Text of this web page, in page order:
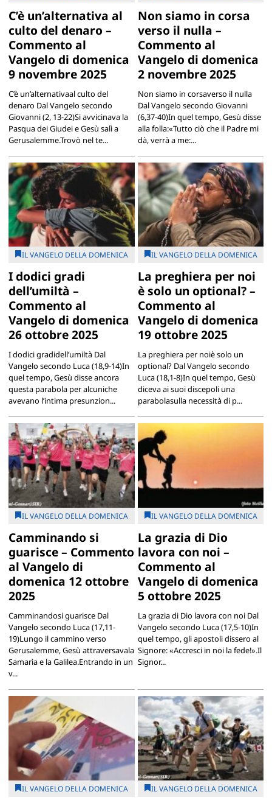
C’è un’alternativa al
culto del denaro –
Commento al
Vangelo di domenica
9 novembre 2025
C’è un’alternativaal culto del
denaro Dal Vangelo secondo
Giovanni (2, 13-22)Si avvicinava la
Pasqua dei Giudei e Gesù salì a
Gerusalemme.Trovò nel te...
Non siamo in corsa
verso il nulla –
Commento al
Vangelo di domenica
2 novembre 2025
Non siamo in corsaverso il nulla
Dal Vangelo secondo Giovanni
(6,37-40)In quel tempo, Gesù disse
alla folla:«Tutto ciò che il Padre mi
dà, verrà a me:...
IL VANGELO DELLA DOMENICA
I dodici gradi
dell’umiltà –
Commento al
Vangelo di domenica
26 ottobre 2025
I dodici gradidell’umiltà Dal
Vangelo secondo Luca (18,9-14)In
quel tempo, Gesù disse ancora
questa parabola per alcuniche
avevano l’intima presunzion...
IL VANGELO DELLA DOMENICA
La preghiera per noi
è solo un optional? –
Commento al
Vangelo di domenica
19 ottobre 2025
La preghiera per noiè solo un
optional? Dal Vangelo secondo
Luca (18,1-8)In quel tempo, Gesù
diceva ai suoi discepoli una
parabolasulla necessità di p...
IL VANGELO DELLA DOMENICA
Camminando si
guarisce – Commento
al Vangelo di
domenica 12 ottobre
2025
Camminandosi guarisce Dal
Vangelo secondo Luca (17,11-
19)Lungo il cammino verso
Gerusalemme, Gesù attraversavala
Samarìa e la Galilea.Entrando in un
v...
IL VANGELO DELLA DOMENICA
La grazia di Dio
lavora con noi –
Commento al
Vangelo di domenica
5 ottobre 2025
La grazia di Dio lavora con noi Dal
Vangelo secondo Luca (17,5-10)In
quel tempo, gli apostoli dissero al
Signore: «Accresci in noi la fede!».Il
Signor...
IL VANGELO DELLA DOMENICA IL VANGELO DELLA DOMENICA